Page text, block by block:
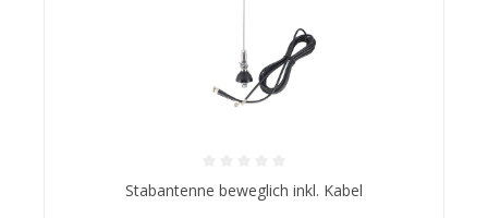
Durchschnittliche Bewertung von 0 von 5 Sternen
Stabantenne beweglich inkl. Kabel